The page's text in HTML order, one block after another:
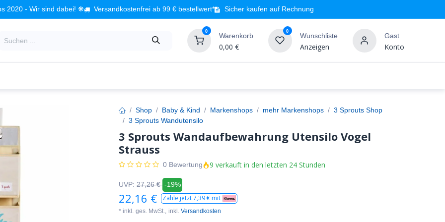
2020 - Wir sind dabei! ❋ Versandkostenfrei ab 99 € bestellwert* Sicher kaufen auf Rechnung
0
Warenkorb
0,00 €
0
Wunschliste
Anzeigen
Gast
Konto
Shop Baby & Kind Markenshops mehr Markenshops
3 Sprouts Shop
3 Sprouts Wandutensilo
3 Sprouts Wandaufbewahrung Utensilo Vogel
Strauss
0 Bewertung 9 verkauft in den letzten 24 Stunden
UVP: 27,26€ -19%
22,16 € Zahle jetzt7,39€ mit
* inkl. ges. MwSt., inkl. Versandkosten